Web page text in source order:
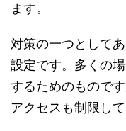
ます。
対策の一つとして
設定です。多くの
するためのもので
アクセスも制限し